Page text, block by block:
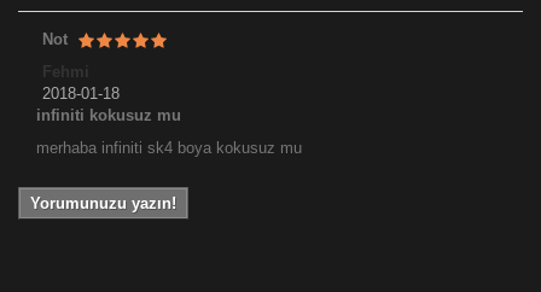
Not
Fehmi
2018-01-18
infiniti kokusuz mu
merhaba infiniti sk4 boya kokusuz mu
Yorumunuzu yazın!